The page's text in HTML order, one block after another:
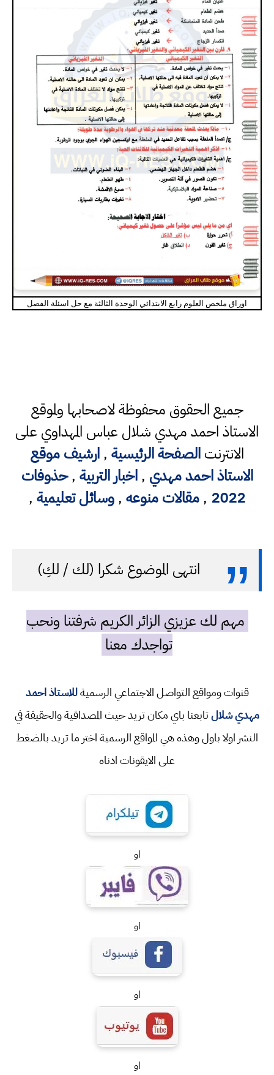
اوراق ملخص العلوم رابع الابتدائي الوحدة الثالثة مع حل اسئلة الفصل
جميع الحقوق محفوظة لاصحابها ولموقع
الاستاذ احمد مهدي شلال عباس المهداوي على
الانترنتالصفحة الرئيسية ,ارشيف موقع
الاستاذ احمد مهدي ,اخبار التربية ,حذوفات
2022
,مقالات منوعه ,وسائل تعليمية ,
انتهى الموضوع شكرا (لك / لكِ)
مهم لك عزيزي الزائر الكريم شرفتنا ونحب
تواجدك معنا
قنوات ومواقع التواصل الاجتماعي الرسميةللاستاذ احمد
مهدي شلالتابعنا باي مكان تريد حيث المصداقية والحقيقة في
النشر اولا باول وهذه هي المواقع الرسمية اختر ما تريد بالضغط
على الايقونات ادناه
او
او
او
او